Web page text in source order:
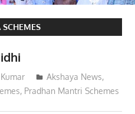
Akshaya News,
, Pradhan Mantri Schemes